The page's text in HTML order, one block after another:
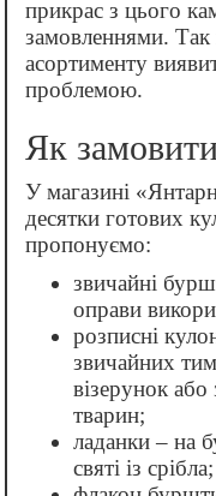
прикрас з цього
замовленнями.
асортименту
проблемою.
Як
У магазині
десятки готових
пропонуємо:
звичайні
оправи
розписні
звичайних
візерунок або
тварин;
ладанки – на
святі із срібла;